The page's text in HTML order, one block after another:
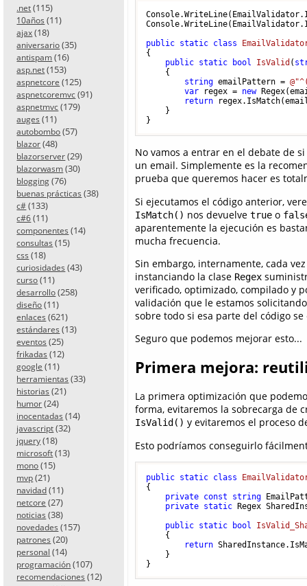
.net (115)
10años (11)
ajax (18)
aniversario (35)
antispam (16)
asp.net (153)
aspnetcore (125)
aspnetcoremvc (91)
aspnetmvc (179)
auges (11)
autobombo (57)
blazor (48)
blazorserver (29)
blazorwasm (30)
blogging (76)
buenas prácticas (38)
c# (133)
c#6 (11)
componentes (14)
consultas (15)
css (18)
curiosidades (43)
curso (11)
desarrollo (258)
diseño (11)
enlaces (621)
estándares (13)
eventos (25)
frikadas (12)
google (11)
herramientas (33)
historias (21)
humor (24)
inocentadas (14)
javascript (32)
jquery (18)
microsoft (13)
mono (15)
mvp (21)
navidad (11)
netcore (27)
noticias (38)
novedades (157)
patrones (20)
personal (14)
programación (107)
recomendaciones (12)
public static class
{
public static bool IsValid (
    {
string emailPattern =
var regex = new
return
    }
No vamos a entrar en el debate de
un email. Simplemente es la
prueba que queremos hacer es
Si ejecutamos el código anterior,
IsMatch() nos devuelve true o
aparentemente la ejecución es
mucha frecuencia.
Sin embargo, internamente, cada
instanciando la clase Regex
verificado, optimizado, compilado y
validación que le estamos
sobre todo si esa parte del código
Seguro que podemos mejorar esto...
Primera mejora:
La primera optimización que
forma, evitaremos la sobrecarga de
IsValid() y evitaremos el proceso
Esto podríamos conseguirlo
public static class
{
private const string
private static Regex
public static bool
    {
return
    }